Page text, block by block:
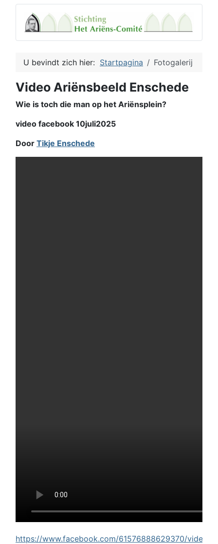
U bevindt zich hier: Startpagina Fotogalerij
Video Ariënsbeeld Enschede
Wie is toch die man op het Ariënsplein?
video facebook 10juli2025
Door Tikje Enschede
https://www.facebook.com/61576888629370/videos/